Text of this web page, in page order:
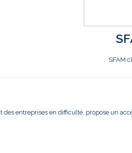
SFAM
des entreprises en difficulté, propose un